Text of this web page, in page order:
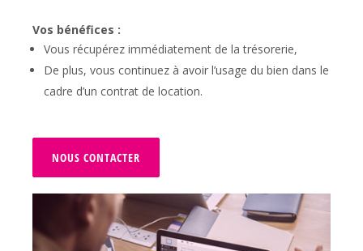
Vos bénéfices :
Vous récupérez immédiatement de la trésorerie,
De plus, vous continuez à avoir l’usage du bien dans le
cadre d’un contrat de location.
NOUS CONTACTER